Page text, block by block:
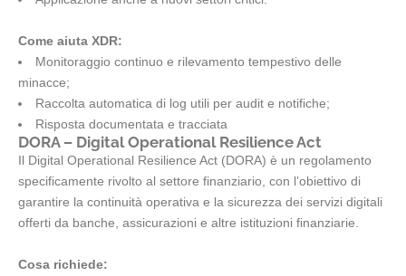
Come aiuta XDR:
Monitoraggio continuo e rilevamento tempestivo delle
minacce;
Raccolta automatica di log utili per audit e notifiche;
Risposta documentata e tracciata
DORA – Digital Operational Resilience Act
Il Digital Operational Resilience Act (DORA) è un regolamento
specificamente rivolto al settore finanziario, con l’obiettivo di
garantire la continuità operativa e la sicurezza dei servizi digitali
offerti da banche, assicurazioni e altre istituzioni finanziarie.
Cosa richiede: